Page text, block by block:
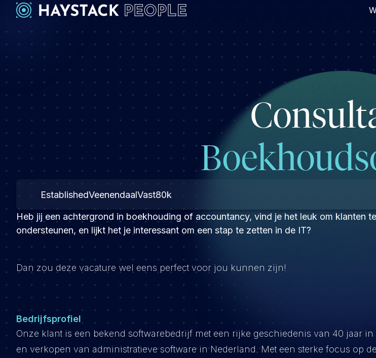
EstablishedVeenendaalVast80k
Heb jij een achtergrond in boekhouding of accountancy, vind je het leuk om klanten
ondersteunen, en lijkt het je interessant om een stap te zetten in de IT?
Dan zou deze vacature wel eens perfect voor jou kunnen zijn!
Bedrijfsprofiel
Onze klant is een bekend softwarebedrijf met een rijke geschiedenis van 40 jaar
en verkopen van administratieve software in Nederland. Met een sterke focus op